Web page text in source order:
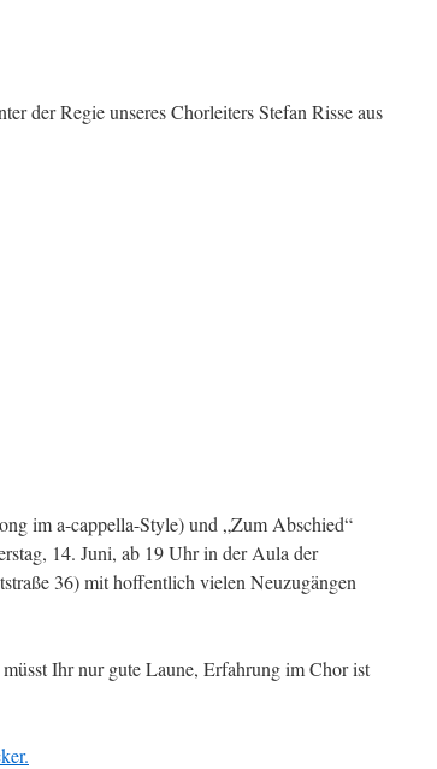
der Regie unseres Chorleiters Stefan Risse aus
im a-cappella-Style) und „Zum Abschied“
14. Juni, ab 19 Uhr in der Aula der
36) mit hoffentlich vielen Neuzugängen
Ihr nur gute Laune, Erfahrung im Chor ist